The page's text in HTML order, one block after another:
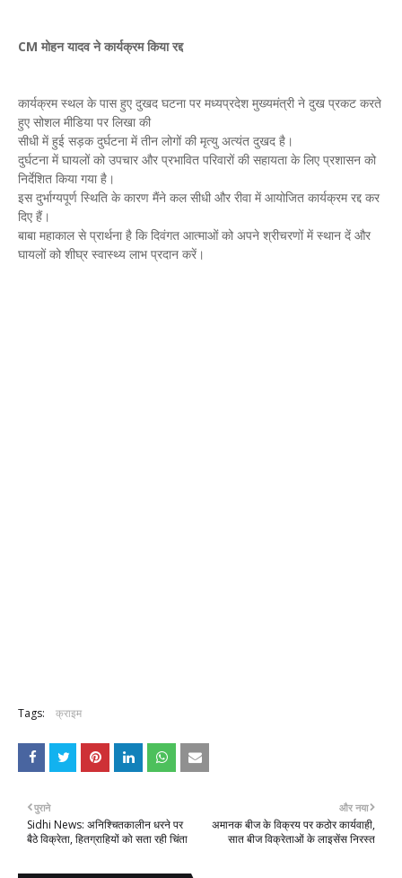
CM मोहन यादव ने कार्यक्रम किया रद्द
कार्यक्रम स्थल के पास हुए दुखद घटना पर मध्यप्रदेश मुख्यमंत्री ने दुख प्रकट करते
हुए सोशल मीडिया पर लिखा की
सीधी में हुई सड़क दुर्घटना में तीन लोगों की मृत्यु अत्यंत दुखद है।
दुर्घटना में घायलों को उपचार और प्रभावित परिवारों की सहायता के लिए प्रशासन को
निर्देशित किया गया है।
इस दुर्भाग्यपूर्ण स्थिति के कारण मैंने कल सीधी और रीवा में आयोजित कार्यक्रम रद्द कर
दिए हैं।
बाबा महाकाल से प्रार्थना है कि दिवंगत आत्माओं को अपने श्रीचरणों में स्थान दें और
घायलों को शीघ्र स्वास्थ्य लाभ प्रदान करें।
Tags: क्राइम
और नया
अमानक बीज के विक्रय पर कठोर कार्यवाही,
सात बीज विक्रेताओं के लाइसेंस निरस्त
पुराने
Sidhi News: अनिश्चितकालीन धरने पर
बैठे विक्रेता, हितग्राहियों को सता रही चिंता